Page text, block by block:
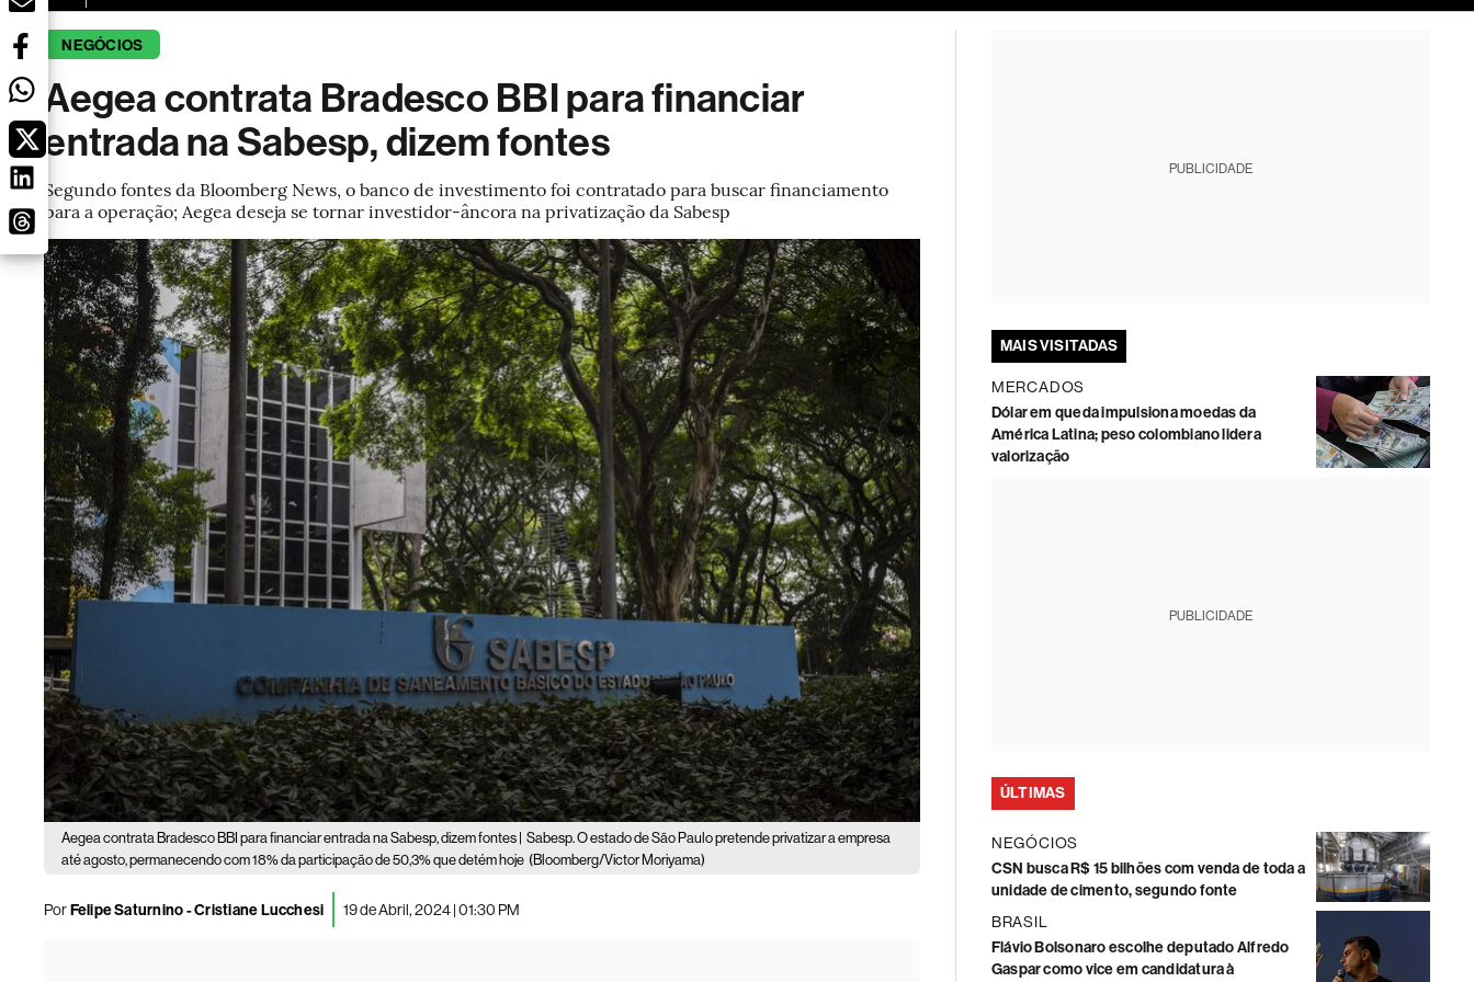
NEGÓCIOS
Aegea contrata Bradesco BBI para financiar
entrada na Sabesp, dizem fontes
Segundo fontes da Bloomberg News, o banco de investimento foi contratado para buscar financiamento
para a operação; Aegea deseja se tornar investidor-âncora na privatização da Sabesp
Aegea contrata Bradesco BBI para financiar entrada na Sabesp, dizem fontes |
Sabesp. O estado de São Paulo pretende privatizar a empresa
até agosto, permanecendo com 18% da participação de 50,3% que detém hoje (Bloomberg/Victor Moriyama)
PorFelipe Saturnino - Cristiane Lucchesi 19 de Abril, 2024 | 01:30 PM
PUBLICIDADE
MAIS VISITADAS
MERCADOS
Dólar em queda impulsiona moedas da
América Latina; peso colombiano lidera
valorização
PUBLICIDADE
ÚLTIMAS
NEGÓCIOS
CSN busca R$ 15 bilhões com venda de toda a
unidade de cimento, segundo fonte
BRASIL
Flávio Bolsonaro escolhe deputado Alfredo
Gaspar como vice em candidatura à